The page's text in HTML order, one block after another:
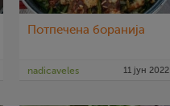
Потпечена боранија
nadicaveles 11 јун 2022